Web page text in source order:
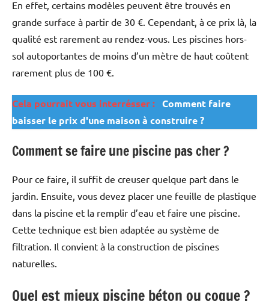
En effet, certains modèles peuvent être trouvés en
grande surface à partir de 30 €. Cependant, à ce prix là, la
qualité est rarement au rendez-vous. Les piscines hors-
sol autoportantes de moins d’un mètre de haut coûtent
rarement plus de 100 €.
Cela pourrait vous interrésser : Comment faire
baisser le prix d'une maison à construire ?
Comment se faire une piscine pas cher ?
Pour ce faire, il suffit de creuser quelque part dans le
jardin. Ensuite, vous devez placer une feuille de plastique
dans la piscine et la remplir d’eau et faire une piscine.
Cette technique est bien adaptée au système de
filtration. Il convient à la construction de piscines
naturelles.
Quel est mieux piscine béton ou coque ?